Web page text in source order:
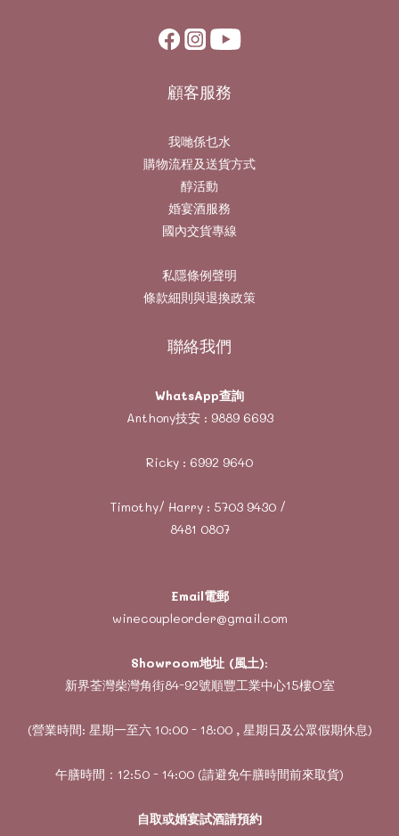
顧客服務
我哋係乜水
購物流程及送貨方式
醇活動
婚宴酒服務
國內交貨專線
私隱條例聲明
條款細則與退換政策
聯絡我們
WhatsApp查詢
Anthony技安 : 9889 6693
Ricky : 6992 9640
Timothy/ Harry : 5703 9430/
8481 0807
Email電郵
winecoupleorder@gmail.com
Showroom地址 (風土):
新界荃灣柴灣角街84-92號順豐工業中心15樓O室
(營業時間: 星期一至六 10:00 - 18:00 , 星期日及公眾假期休息)
午膳時間：12:50 - 14:00 (請避免午膳時間前來取貨)
自取或婚宴試酒請預約